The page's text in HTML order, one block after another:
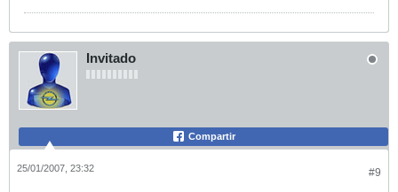
Invitado
Compartir
#9
25/01/2007, 23:32